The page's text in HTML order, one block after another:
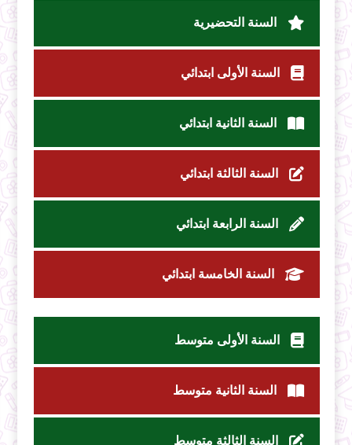
السنة التحضيرية
السنة الأولى ابتدائي
السنة الثانية ابتدائي
السنة الثالثة ابتدائي
السنة الرابعة ابتدائي
السنة الخامسة ابتدائي
السنة الأولى متوسط
السنة الثانية متوسط
السنة الثالثة متوسط